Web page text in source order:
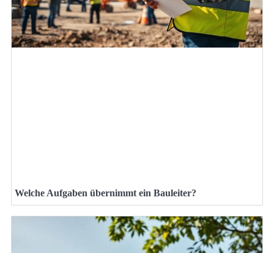
Welche Aufgaben übernimmt ein Bauleiter?